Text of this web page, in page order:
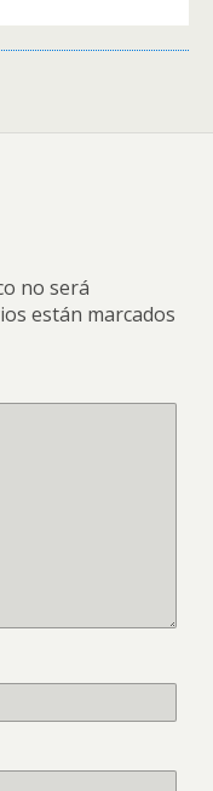
no será
están marcados